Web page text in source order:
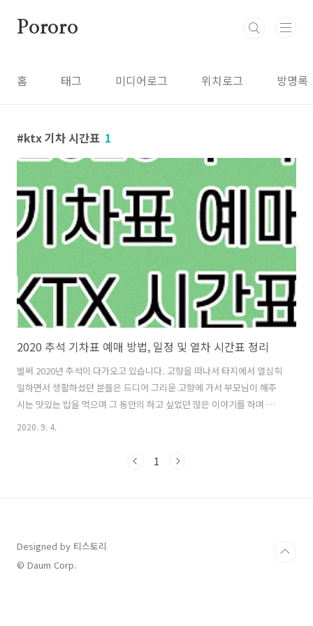
Pororo
홈 태그 미디어로그 위치로그 방명록
ktx 기차 시간표 1
2020 추석 기차표 예매 방법, 일정 및 열차 시간표 정리
벌써 2020년 추석이 다가오고 있습니다. 고향을 떠나서 타지에서 열심히
일하면서 생활하셨던 분들은 드디어 그리운 고향에 가서 부모님이 해주
시는 맛있는 밥을 먹으며 그 동안의 하고 싶었던 많은 이야기를 하며 휴
식을 취할 수 있는 시기가 되었습니다. 자동차를 운전해서 가면 엄청난
가는 것이 좋은데요. 그러기 위해서는 열차 시간표를 확인한 다음 기차표
2020. 9. 4.
1
Designed by 티스토리
© Daum Corp.